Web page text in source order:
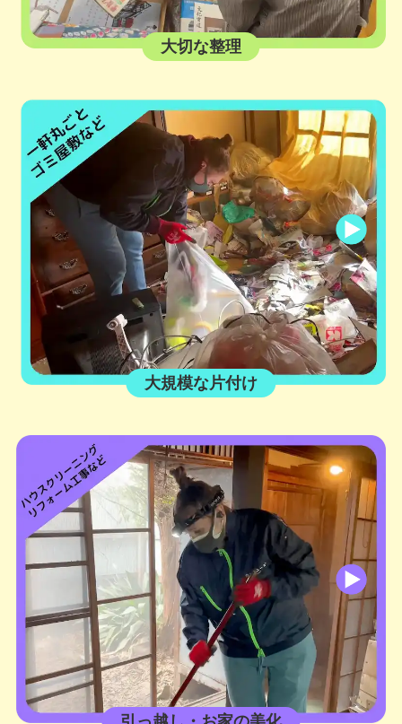
大切な整理
大規模な片付け